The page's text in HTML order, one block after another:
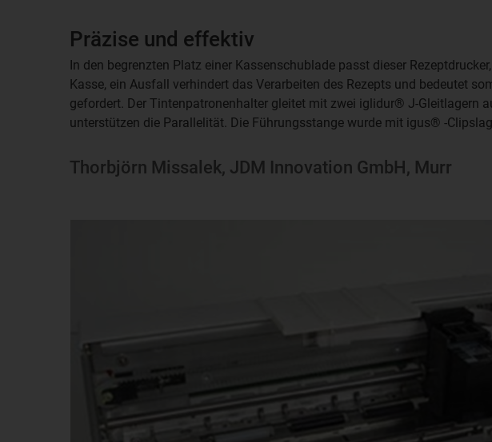
Präzise und effektiv
In den begrenzten Platz einer Kassenschublade passt dieser
Kasse, ein Ausfall verhindert das Verarbeiten des Rezepts und bedeutet
gefordert. Der Tintenpatronenhalter gleitet mit zwei iglidur® J-Gleitlagern
unterstützen die Parallelität. Die Führungsstange wurde mit igus® -
Thorbjörn Missalek, JDM Innovation GmbH, Murr